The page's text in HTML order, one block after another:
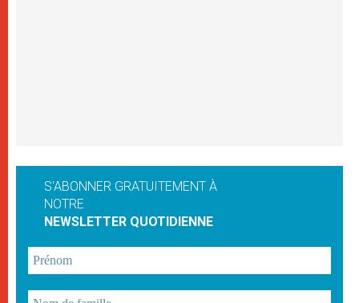
S'ABONNER GRATUITEMENT À
NOTRE
NEWSLETTER QUOTIDIENNE